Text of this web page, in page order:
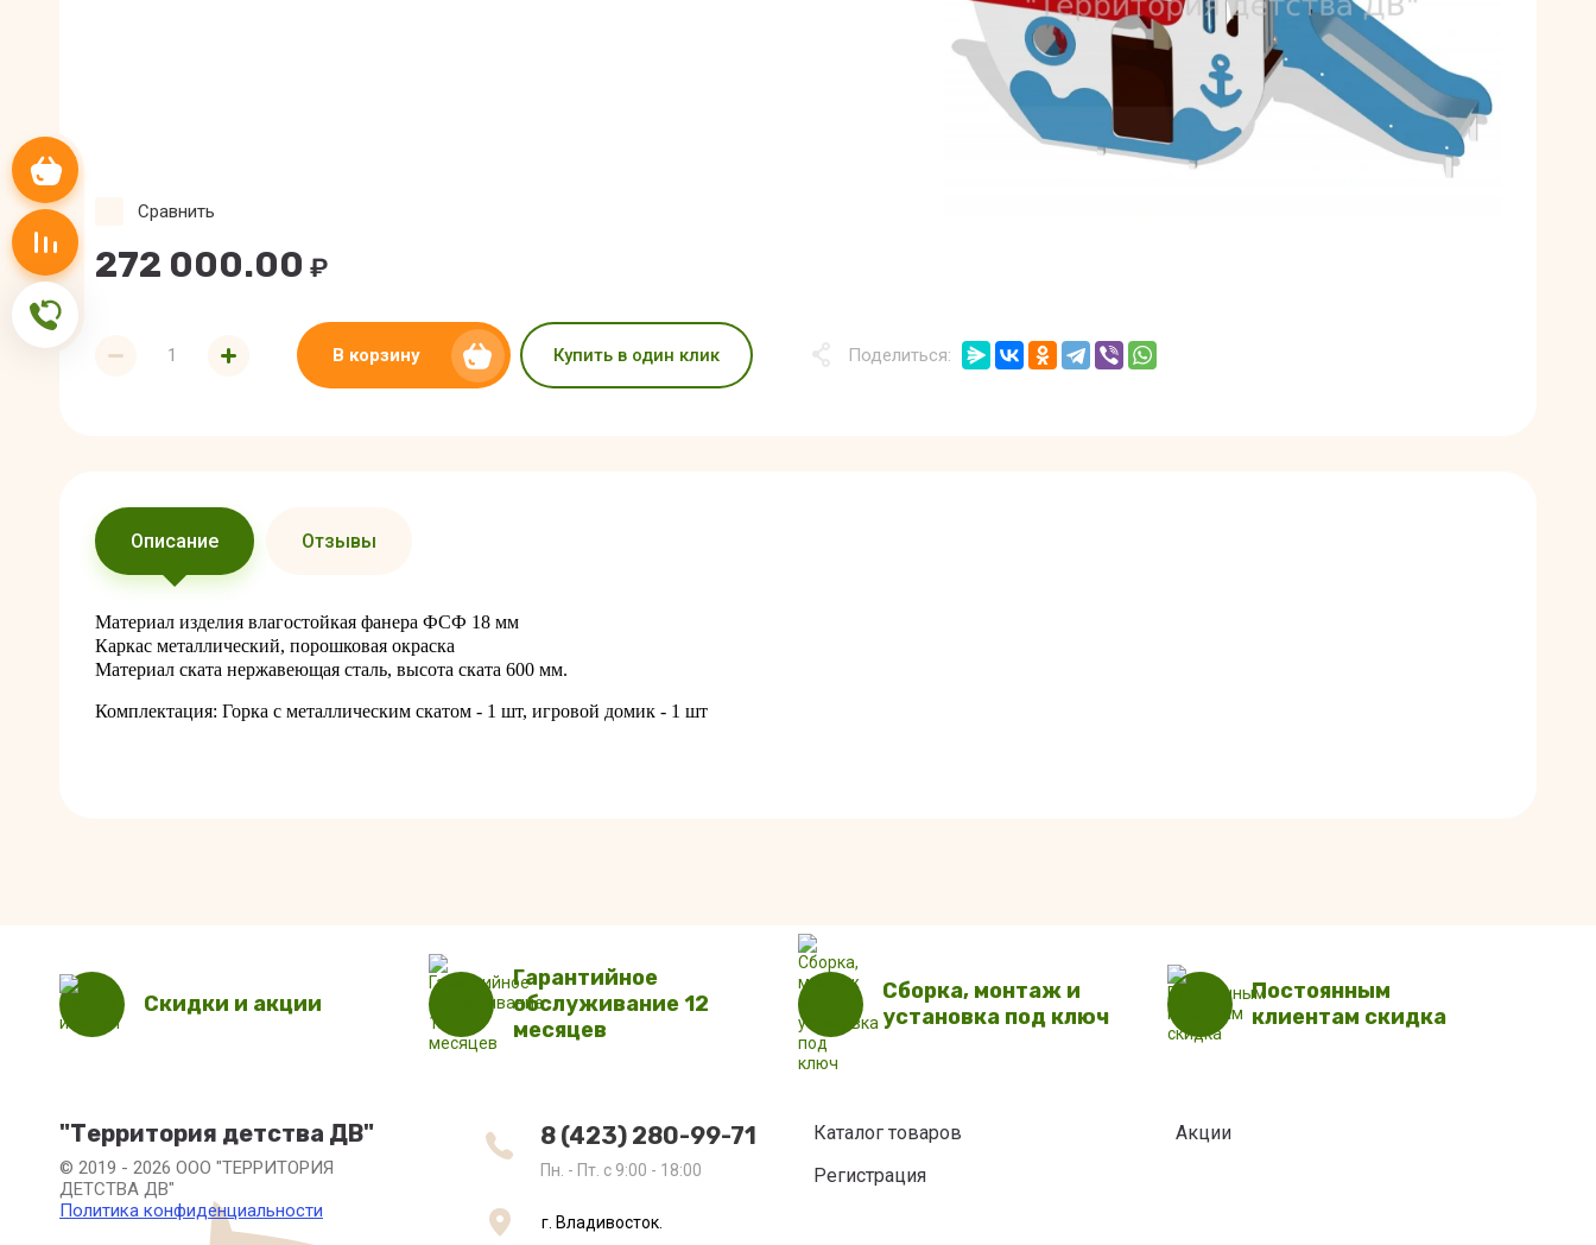
272 000.00 ₽
Сравнить
В корзину Купить в один клик Поделиться:
Описание Отзывы
Материал изделия влагостойкая фанера ФСФ 18 мм
Каркас металлический, порошковая окраска
Материал ската нержавеющая сталь, высота ската 600 мм.
Комплектация: Горка с металлическим скатом - 1 шт, игровой домик - 1 шт
Скидки и акции
Гарантийное
обслуживание 12
месяцев
Сборка, монтаж и
установка под ключ
Постоянным
клиентам скидка
"Территория детства ДВ"
© 2019 - 2026 ООО "ТЕРРИТОРИЯ
ДЕТСТВА ДВ"
Политика конфиденциальности
8 (423) 280-99-71
Пн. - Пт. с 9:00 - 18:00
г. Владивосток.
Каталог товаров
Акции
Регистрация